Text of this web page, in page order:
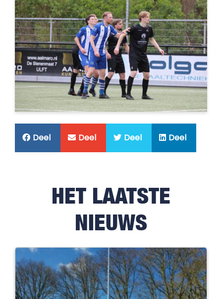
Deel Deel Deel Deel
HET LAATSTE
NIEUWS